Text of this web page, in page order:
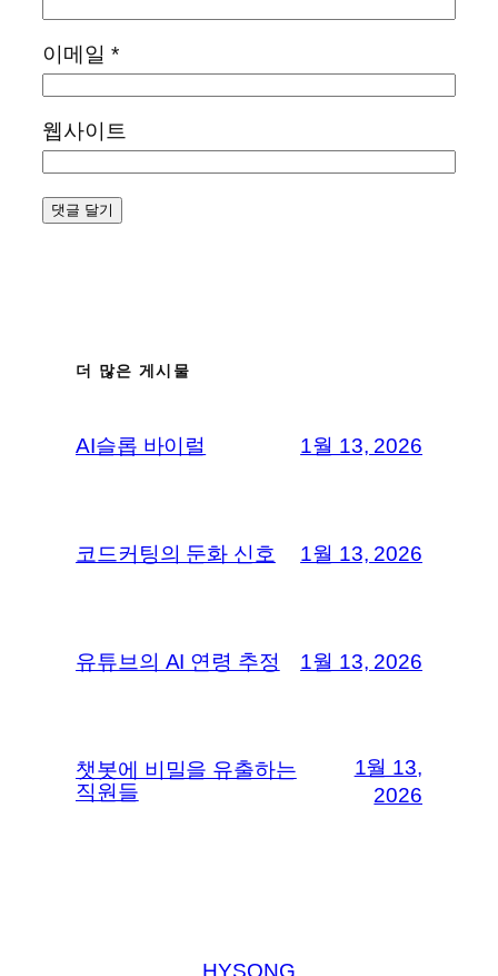
이메일 *
웹사이트
더 많은 게시물
AI슬롭 바이럴 1월 13, 2026
코드커팅의 둔화 신호 1월 13, 2026
유튜브의 AI 연령 추정 1월 13, 2026
챗봇에 비밀을 유출하는
직원들
1월 13,
2026
HYSONG